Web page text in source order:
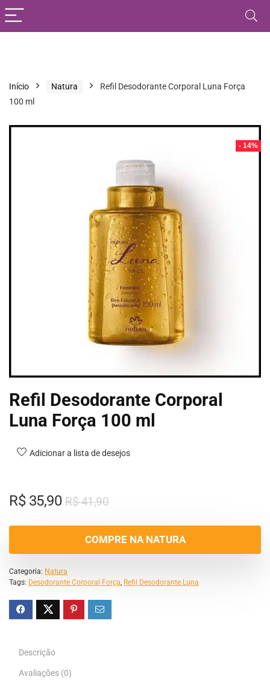
Início Natura
Refil Desodorante Corporal Luna Força
100 ml
- 14%
Refil Desodorante Corporal
Luna Força 100 ml
Adicionar a lista de desejos
R$41,90
R$35,90
COMPRE NA NATURA
Categoria: Natura
Tags: Desodorante Corporal Força, Refil Desodorante Luna
Descrição
Avaliações (0)